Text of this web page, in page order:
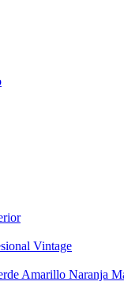
Vintage
Amarillo Naranja